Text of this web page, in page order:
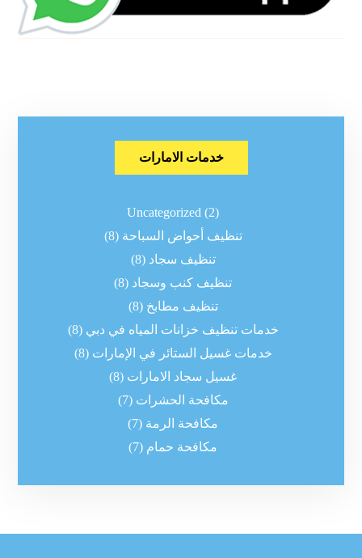
خدمات الامارات
Uncategorized (2)
تنظيف أحواض السباحة (8)
تنظيف سجاد (8)
تنظيف كنب وسجاد (8)
تنظيف مطابخ (8)
خدمات تنظيف خزانات المياه في دبي (8)
خدمات غسيل الستائر في الإمارات (8)
غسيل سجاد الامارات (8)
مكافحة الحشرات (7)
مكافحة الرمة (7)
مكافحة حمام (7)